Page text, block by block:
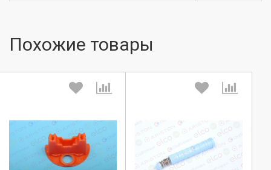
Похожие товары
Выберите количество: Выберите количество: